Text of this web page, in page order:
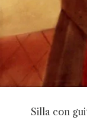
Silla con